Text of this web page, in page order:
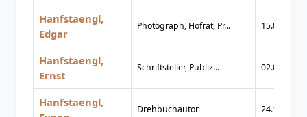
Hanfstaengl,
Edgar
Photograph, Hofrat, Pr... 15.07.1842
Hanfstaengl,
Ernst
Schriftsteller, Publiz... 02.02.1887
Hanfstaengl,
Drehbuchautor 24.11.1950